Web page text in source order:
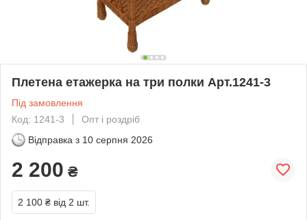
Плетена етажерка на три полки Арт.1241-3
Під замовлення
Код: 1241-3
Опт і роздріб
Відправка з 10 серпня 2026
2 200 ₴
2 100 ₴ від 2 шт.